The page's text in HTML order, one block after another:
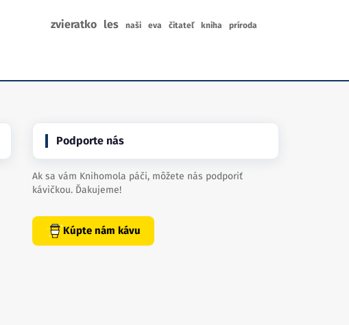
zvieratko les naši eva čitateľ kniha príroda
Podporte nás
Ak sa vám Knihomola páči, môžete nás podporiť
kávičkou. Ďakujeme!
Kúpte nám kávu